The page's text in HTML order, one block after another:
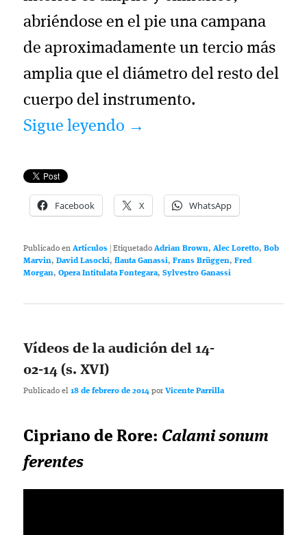
abriéndose en el pie una campana
de aproximadamente un tercio más
amplia que el diámetro del resto del
cuerpo del instrumento.
Sigue leyendo →
Facebook X WhatsApp
Publicado en Artículos |Etiquetado Adrian Brown,Alec Loretto,Bob
Marvin,David Lasocki,flauta Ganassi,Frans Brüggen,Fred
Morgan,Opera Intitulata Fontegara,Sylvestro Ganassi
Vídeos de la audición del 14-
02-14 (s. XVI)
Publicado el18 de febrero de 2014 porVicente Parrilla
Cipriano de Rore: Calami sonum
ferentes